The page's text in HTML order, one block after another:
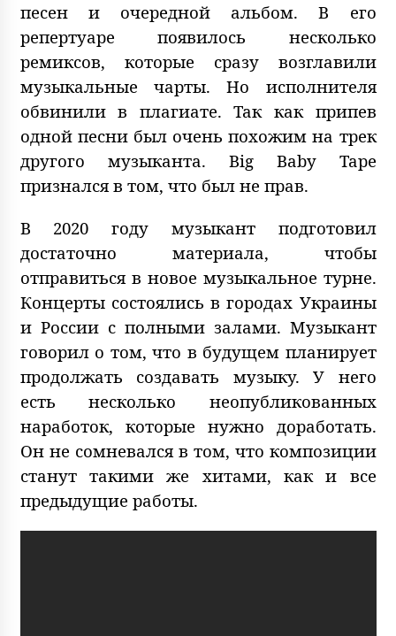
песен и очередной альбом. В его
репертуаре появилось несколько
ремиксов, которые сразу возглавили
музыкальные чарты. Но исполнителя
обвинили в плагиате. Так как припев
одной песни был очень похожим на трек
другого музыканта. Big Baby Tape
признался в том, что был не прав.
В 2020 году музыкант подготовил
достаточно материала, чтобы
отправиться в новое музыкальное турне.
Концерты состоялись в городах Украины
и России с полными залами. Музыкант
говорил о том, что в будущем планирует
продолжать создавать музыку. У него
есть несколько неопубликованных
наработок, которые нужно доработать.
Он не сомневался в том, что композиции
станут такими же хитами, как и все
предыдущие работы.